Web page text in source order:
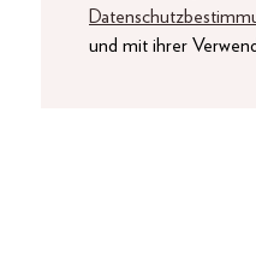
und mit ihrer